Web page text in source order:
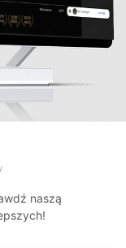
naszą